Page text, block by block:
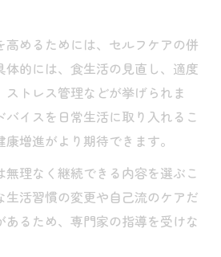
高めるためには、セルフケアの併
体的には、食生活の見直し、適度
ストレス管理などが挙げられま
イスを日常生活に取り入れるこ
増進がより期待できます。
無理なく継続できる内容を選ぶこ
生活習慣の変更や自己流のケアだ
あるため、専門家の指導を受けな